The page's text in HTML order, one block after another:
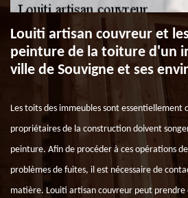
Louiti artisan couvreur et
peinture de la toiture d'un
ville de Souvigne et ses
Les toits des immeubles sont essentiellement
propriétaires de la construction doivent
peinture. Afin de procéder à ces opérations
problèmes de fuites, il est nécessaire de
matière. Louiti artisan couvreur peut prendre